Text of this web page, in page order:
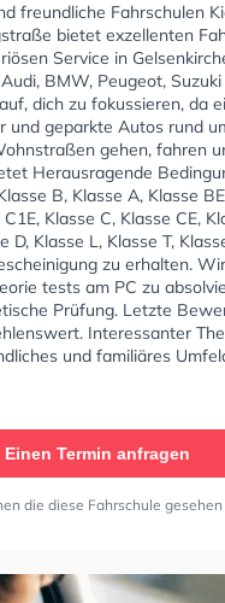
freundliche Fahrschulen
bietet exzellenten
Service in
BMW, Peugeot,
dich zu fokussieren, da
und geparkte Autos rund
gehen, fahren
Herausragende
B, Klasse A, Klasse
Klasse C, Klasse CE,
D, Klasse L, Klasse T,
zu erhalten.
tests am PC zu
Prüfung. Letzte
Interessanter
und familiäres
Einen Termin anfragen
die diese Fahrschule